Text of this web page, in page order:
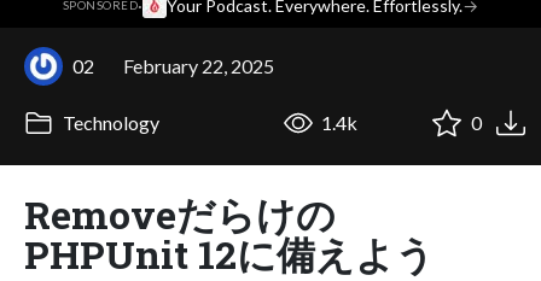
SPONSORED· Your Podcast. Everywhere. Effortlessly.→
02 February 22, 2025
Technology 1.4k 0
Removeだらけの
PHPUnit 12に備えよう